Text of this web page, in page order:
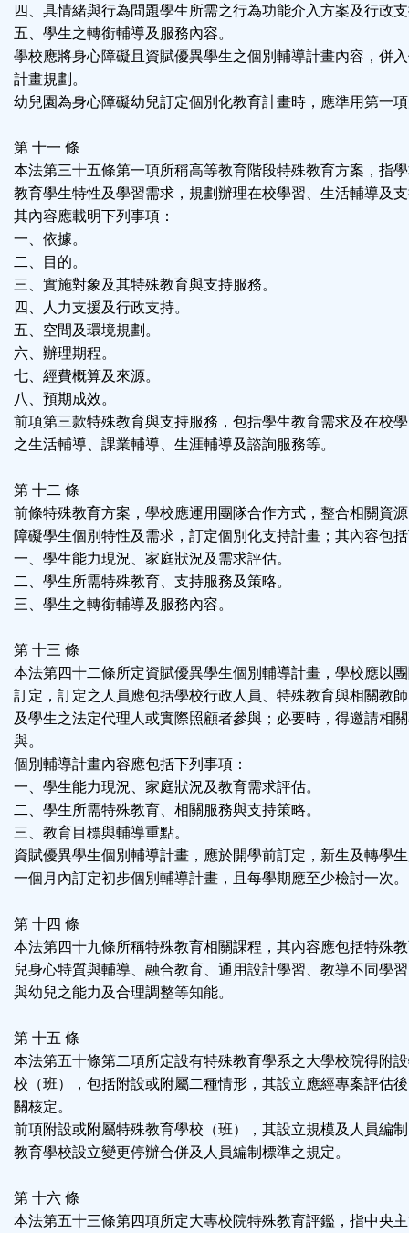
四、具情緒與行為問題學生所需之行為功能介入方案及行政
五、學生之轉銜輔導及服務內容。
學校應將身心障礙且資賦優異學生之個別輔導計畫內容，併
計畫規劃。
幼兒園為身心障礙幼兒訂定個別化教育計畫時，應準用第一
第 十一 條
本法第三十五條第一項所稱高等教育階段特殊教育方案，指
教育學生特性及學習需求，規劃辦理在校學習、生活輔導及
其內容應載明下列事項：
一、依據。
二、目的。
三、實施對象及其特殊教育與支持服務。
四、人力支援及行政支持。
五、空間及環境規劃。
六、辦理期程。
七、經費概算及來源。
八、預期成效。
前項第三款特殊教育與支持服務，包括學生教育需求及在校
之生活輔導、課業輔導、生涯輔導及諮詢服務等。
第 十二 條
前條特殊教育方案，學校應運用團隊合作方式，整合相關資
障礙學生個別特性及需求，訂定個別化支持計畫；其內容包
一、學生能力現況、家庭狀況及需求評估。
二、學生所需特殊教育、支持服務及策略。
三、學生之轉銜輔導及服務內容。
第 十三 條
本法第四十二條所定資賦優異學生個別輔導計畫，學校應以
訂定，訂定之人員應包括學校行政人員、特殊教育與相關教
及學生之法定代理人或實際照顧者參與；必要時，得邀請相
與。
個別輔導計畫內容應包括下列事項：
一、學生能力現況、家庭狀況及教育需求評估。
二、學生所需特殊教育、相關服務與支持策略。
三、教育目標與輔導重點。
資賦優異學生個別輔導計畫，應於開學前訂定，新生及轉學
一個月內訂定初步個別輔導計畫，且每學期應至少檢討一次。
第 十四 條
本法第四十九條所稱特殊教育相關課程，其內容應包括特殊
兒身心特質與輔導、融合教育、通用設計學習、教導不同學
與幼兒之能力及合理調整等知能。
第 十五 條
本法第五十條第二項所定設有特殊教育學系之大學校院得附
校（班），包括附設或附屬二種情形，其設立應經專案評估
關核定。
前項附設或附屬特殊教育學校（班），其設立規模及人員編
教育學校設立變更停辦合併及人員編制標準之規定。
第 十六 條
本法第五十三條第四項所定大專校院特殊教育評鑑，指中央